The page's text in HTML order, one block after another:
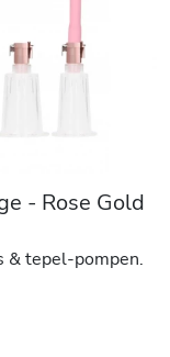
- Rose Gold
& tepel-pompen.